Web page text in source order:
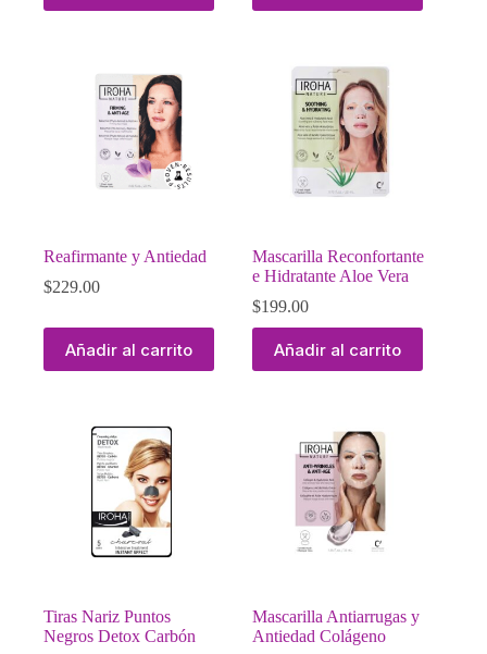
Reafirmante y Antiedad
$229.00
Añadir al carrito
Mascarilla Reconfortante
e Hidratante Aloe Vera
$199.00
Añadir al carrito
Tiras Nariz Puntos
Negros Detox Carbón
Mascarilla Antiarrugas y
Antiedad Colágeno